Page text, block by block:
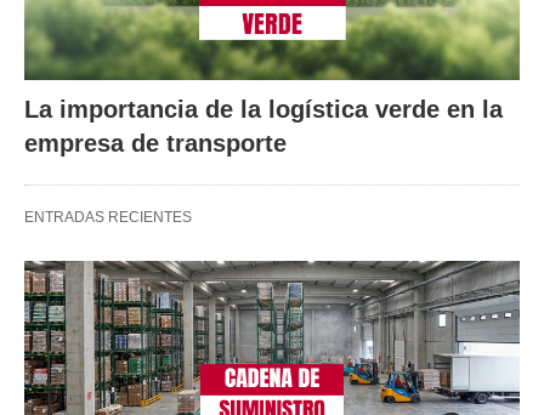
La importancia de la logística verde en la
empresa de transporte
ENTRADAS RECIENTES